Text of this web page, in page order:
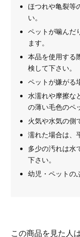
ほつれや亀裂等
い。
ペットが噛んだ
ます。
本品を使用する
検して下さい。
ペットが嫌がる
水濡れや摩擦な
の薄い毛色のペ
火気や水気の側
濡れた場合は、
多少の汚れは水
下さい。
幼児・ペットの
この商品を見た人